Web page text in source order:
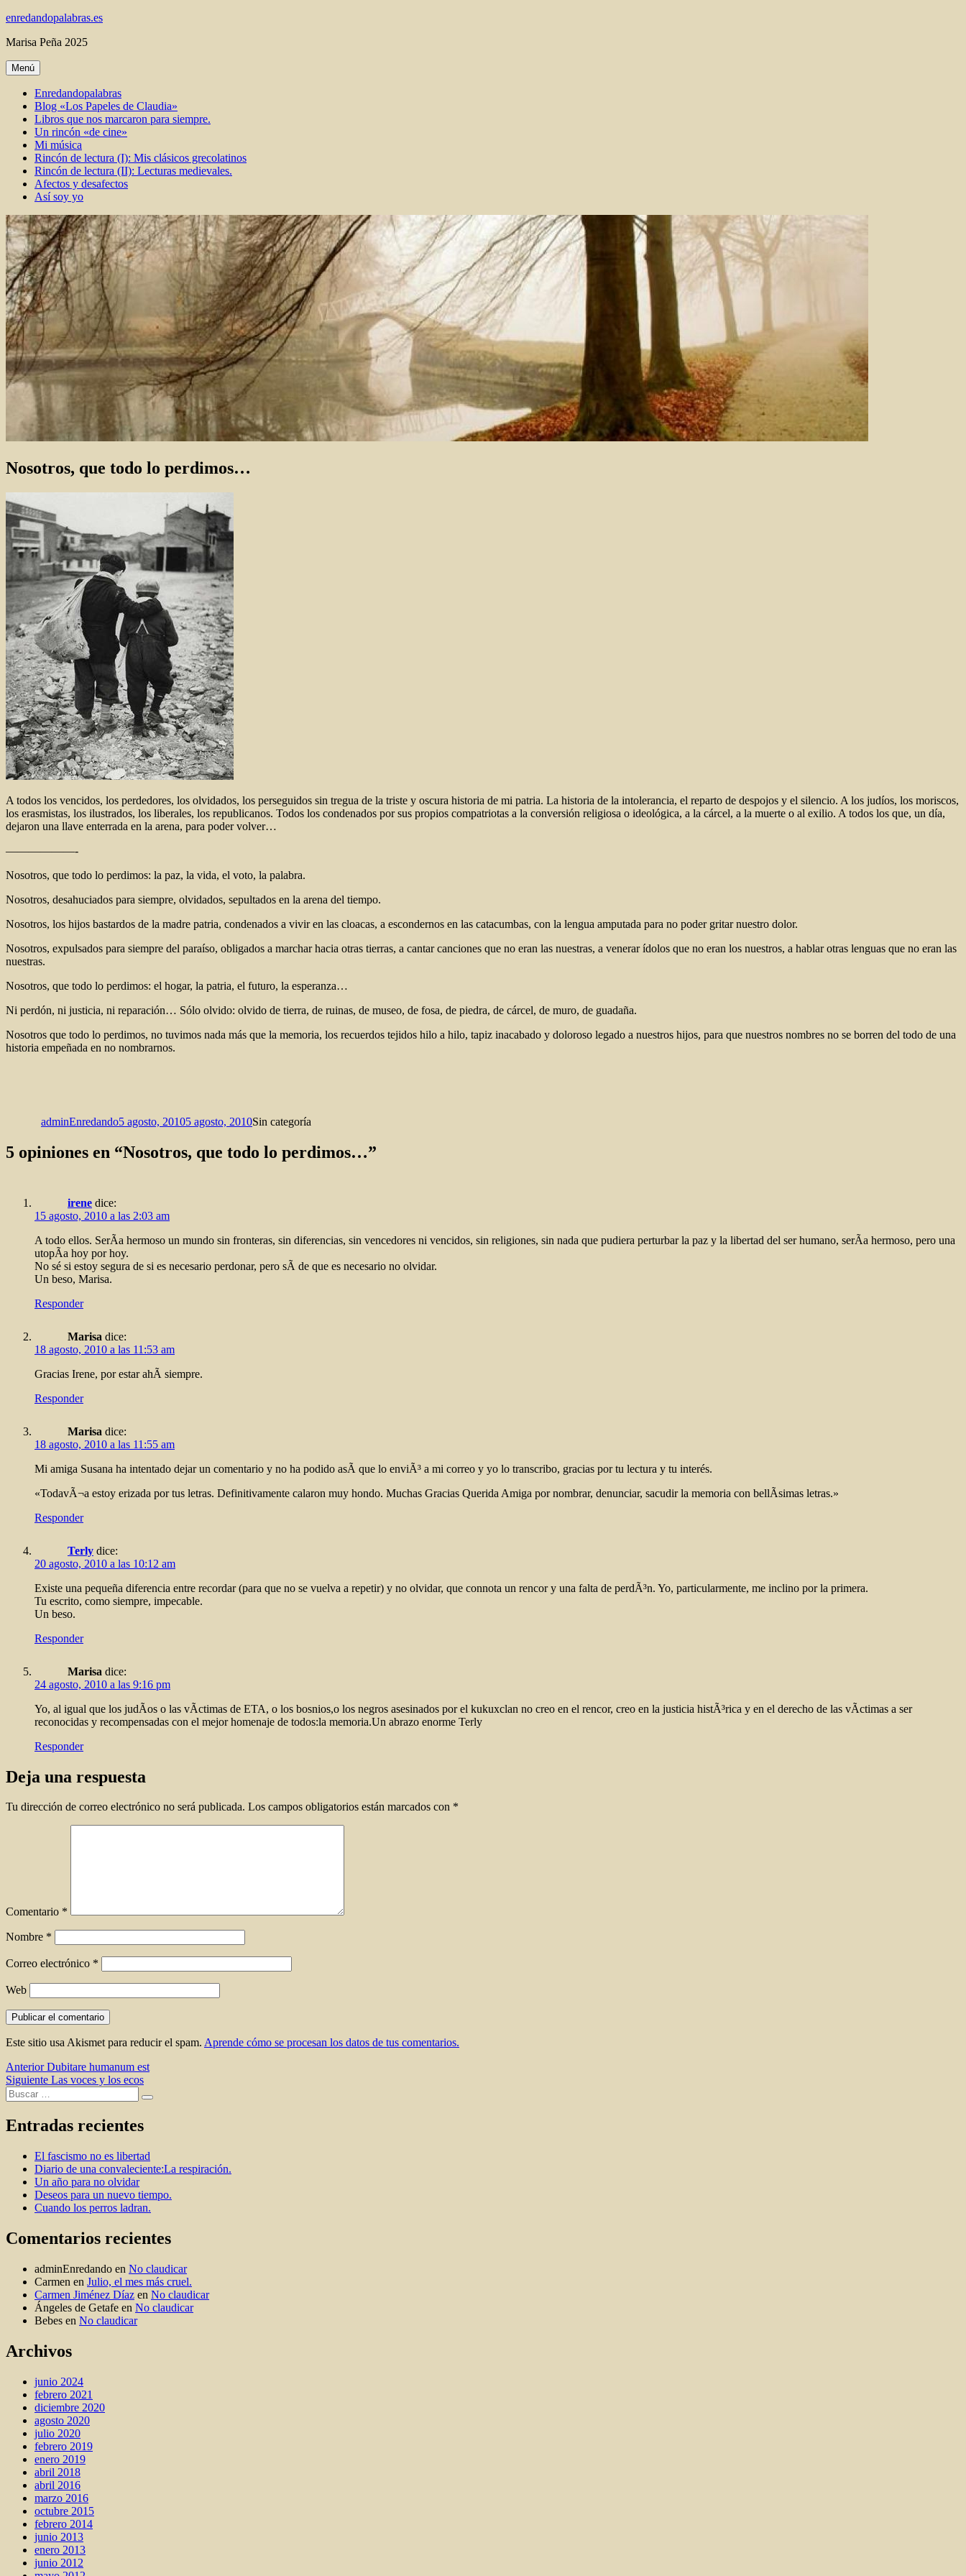
Ir
contenido
enredandopalabras.es
Marisa Peña 2025
Menú
Enredandopalabras
Blog «Los Papeles de Claudia»
Libros que nos marcaron para siempre.
Un rincón «de cine»
Mi música
Rincón de lectura (I): Mis clásicos grecolatinos
Rincón de lectura (II): Lecturas medievales.
Afectos y desafectos
Así soy yo
Nosotros, que todo lo perdimos…
A todos los vencidos, los perdedores, los olvidados, los perseguidos sin tregua de la triste y oscura historia de mi patria. La historia de la intolerancia, el reparto de despojos y el silencio. A los judíos, los moriscos,
los erasmistas, los ilustrados, los liberales, los republicanos. Todos los condenados por sus propios compatriotas a la conversión religiosa o ideológica, a la cárcel, a la muerte o al exilio. A todos los que, un día,
dejaron una llave enterrada en la arena, para poder volver…
——————-
Nosotros, que todo lo perdimos: la paz, la vida, el voto, la palabra.
Nosotros, desahuciados para siempre, olvidados, sepultados en la arena del tiempo.
Nosotros, los hijos bastardos de la madre patria, condenados a vivir en las cloacas, a escondernos en las catacumbas, con la lengua amputada para no poder gritar nuestro dolor.
Nosotros, expulsados para siempre del paraíso, obligados a marchar hacia otras tierras, a cantar canciones que no eran las nuestras, a venerar ídolos que no eran los nuestros, a hablar otras lenguas que no eran las
nuestras.
Nosotros, que todo lo perdimos: el hogar, la patria, el futuro, la esperanza…
Ni perdón, ni justicia, ni reparación… Sólo olvido: olvido de tierra, de ruinas, de museo, de fosa, de piedra, de cárcel, de muro, de guadaña.
Nosotros que todo lo perdimos, no tuvimos nada más que la memoria, los recuerdos tejidos hilo a hilo, tapiz inacabado y doloroso legado a nuestros hijos, para que nuestros nombres no se borren del todo de una
historia empeñada en no nombrarnos.
adminEnredando5 agosto, 20105 agosto, 2010Sin categoría
5 opiniones en “Nosotros, que todo lo perdimos…”
irene dice:
15 agosto, 2010 a las 2:03 am
A todo ellos. SerÃ­a hermoso un mundo sin fronteras, sin diferencias, sin vencedores ni vencidos, sin religiones, sin nada que pudiera perturbar la paz y la libertad del ser humano, serÃ­a hermoso, pero una
utopÃ­a hoy por hoy.
No sé si estoy segura de si es necesario perdonar, pero sÃ­ de que es necesario no olvidar.
Un beso, Marisa.
Responder
Marisa dice:
18 agosto, 2010 a las 11:53 am
Gracias Irene, por estar ahÃ­ siempre.
Responder
Marisa dice:
18 agosto, 2010 a las 11:55 am
Mi amiga Susana ha intentado dejar un comentario y no ha podido asÃ­ que lo enviÃ³ a mi correo y yo lo transcribo, gracias por tu lectura y tu interés.
«TodavÃ¬a estoy erizada por tus letras. Definitivamente calaron muy hondo. Muchas Gracias Querida Amiga por nombrar, denunciar, sacudir la memoria con bellÃ­simas letras.»
Responder
Terly dice:
20 agosto, 2010 a las 10:12 am
Existe una pequeña diferencia entre recordar (para que no se vuelva a repetir) y no olvidar, que connota un rencor y una falta de perdÃ³n. Yo, particularmente, me inclino por la primera.
Tu escrito, como siempre, impecable.
Un beso.
Responder
Marisa dice:
24 agosto, 2010 a las 9:16 pm
Yo, al igual que los judÃ­os o las vÃ­ctimas de ETA, o los bosnios,o los negros asesinados por el kukuxclan no creo en el rencor, creo en la justicia histÃ³rica y en el derecho de las vÃ­ctimas a ser
reconocidas y recompensadas con el mejor homenaje de todos:la memoria.Un abrazo enorme Terly
Responder
Deja una respuesta
Tu dirección de correo electrónico no será publicada. Los campos obligatorios están marcados con *
Comentario *
Nombre *
Correo electrónico *
Web
Este sitio usa Akismet para reducir el spam. Aprende cómo se procesan los datos de tus comentarios.
Navegación
de
Anterior Entrada
anterior:
Dubitare humanum est
Siguiente Entrada
Las voces y los ecos
Buscar
por:
Buscar
Entradas recientes
El fascismo no es libertad
Diario de una convaleciente:La respiración.
Un año para no olvidar
Deseos para un nuevo tiempo.
Cuando los perros ladran.
Comentarios recientes
adminEnredando en No claudicar
Carmen en Julio, el mes más cruel.
Carmen Jiménez Díaz en No claudicar
Ángeles de Getafe en No claudicar
Bebes en No claudicar
Archivos
junio 2024
febrero 2021
diciembre 2020
agosto 2020
julio 2020
febrero 2019
enero 2019
abril 2018
abril 2016
marzo 2016
octubre 2015
febrero 2014
junio 2013
enero 2013
junio 2012